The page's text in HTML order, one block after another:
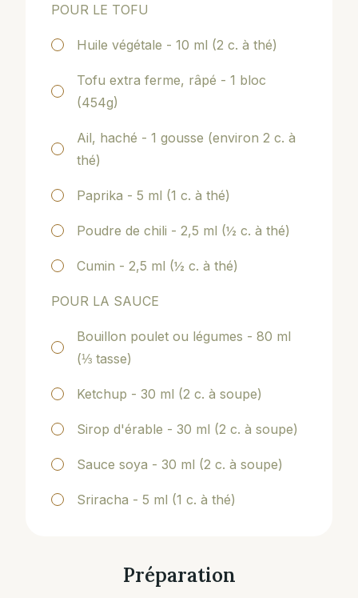
POUR LE TOFU
Huile végétale - 10 ml (2 c. à thé)
Tofu extra ferme, râpé - 1 bloc
(454g)
Ail, haché - 1 gousse (environ 2 c. à
thé)
Paprika - 5 ml (1 c. à thé)
Poudre de chili - 2,5 ml (½ c. à thé)
Cumin - 2,5 ml (½ c. à thé)
POUR LA SAUCE
Bouillon poulet ou légumes - 80 ml
(⅓ tasse)
Ketchup - 30 ml (2 c. à soupe)
Sirop d'érable - 30 ml (2 c. à soupe)
Sauce soya - 30 ml (2 c. à soupe)
Sriracha - 5 ml (1 c. à thé)
Préparation